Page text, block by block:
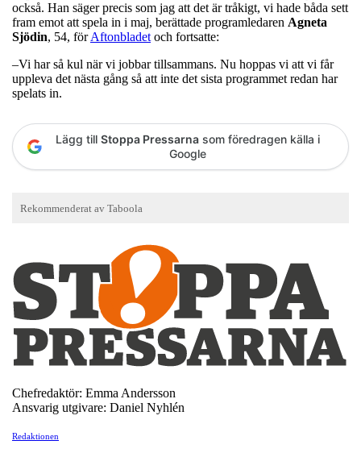
också. Han säger precis som jag att det är tråkigt, vi hade båda sett
fram emot att spela in i maj, berättade programledaren Agneta
Sjödin, 54, förAftonbladet och fortsatte:
–Vi har så kul när vi jobbar tillsammans. Nu hoppas vi att vi får
uppleva det nästa gång så att inte det sista programmet redan har
spelats in.
Lägg till Stoppa Pressarna som föredragen källa i
Google
Chefredaktör: Emma Andersson
Ansvarig utgivare: Daniel Nyhlén
Redaktionen